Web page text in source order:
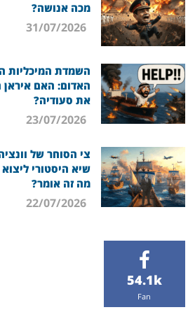
מכה אנושה?
31/07/2026
השמדת המיכליות
האדום: האם איראן
את סעודיה?
23/07/2026
צי הסוחר של
שיא היסטורי
מה זה אומר?
22/07/2026
54.1k
Fan